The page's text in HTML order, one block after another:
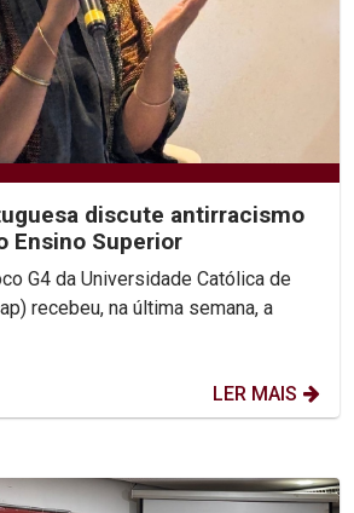
discute antirracismo
Ensino Superior
G4 da Universidade Católica de
recebeu, na última semana, a
LER MAIS